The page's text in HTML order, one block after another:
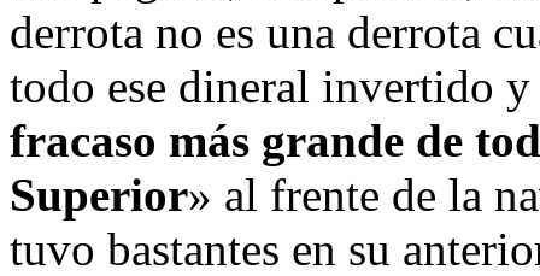
derrota no es una derrota
todo ese dineral invertido
fracaso más grande de
Superior» al frente de la
tuvo bastantes en su